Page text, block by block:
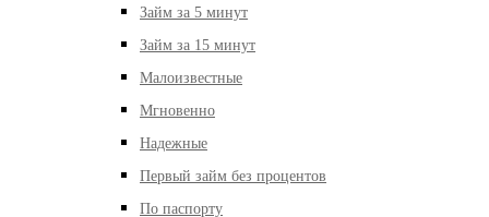
Займ за 5 минут
Займ за 15 минут
Малоизвестные
Мгновенно
Надежные
Первый займ без процентов
По паспорту